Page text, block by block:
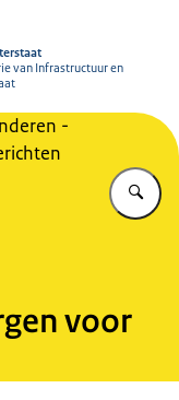
van Infrastructuur en
-
voor